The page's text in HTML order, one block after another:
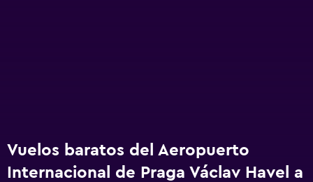
Vuelos baratos del Aeropuerto
Internacional de Praga Václav Havel a